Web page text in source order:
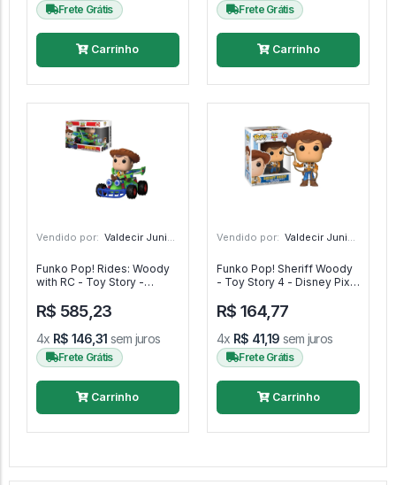
Frete Grátis
Carrinho
Frete Grátis
Carrinho
Vendido por: Valdecir Junior - PR
Funko Pop! Rides: Woody
with RC - Toy Story -
R$ 585,23
4x R$ 146,31 sem juros
Frete Grátis
Carrinho
Vendido por: Valdecir Junior - PR
Funko Pop! Sheriff Woody
- Toy Story 4 - Disney Pixar
R$ 164,77
4x R$ 41,19 sem juros
Frete Grátis
Carrinho